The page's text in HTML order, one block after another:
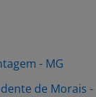
- MG
de Morais -